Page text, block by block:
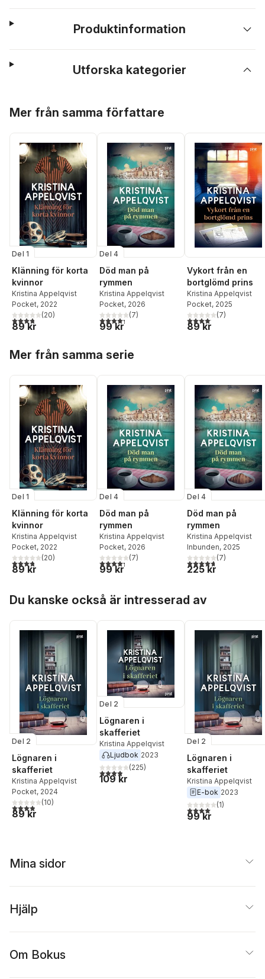
Produktinformation
Utforska kategorier
Mer från samma författare
Del 1
Klänning för korta
kvinnor
Kristina Appelqvist
Pocket, 2022
3,8utav 5 stjärnor. Totalt antal röster:
(20)
89 kr
Del 4
Död man på
rymmen
Kristina Appelqvist
Pocket, 2026
4,3utav 5 stjärnor. Totalt antal röster:
(7)
99 kr
Vykort från en
bortglömd prins
Kristina Appelqvist
Pocket, 2025
4,1utav 5 stjärnor.
(7)
89 kr
Mer från samma serie
Del 1
Klänning för korta
kvinnor
Kristina Appelqvist
Pocket, 2022
3,8utav 5 stjärnor. Totalt antal röster:
(20)
89 kr
Del 4
Död man på
rymmen
Kristina Appelqvist
Pocket, 2026
4,3utav 5 stjärnor. Totalt antal röster:
(7)
99 kr
Del 4
Död man på
rymmen
Kristina Appelqvist
Inbunden, 2025
4,7utav 5 stjärnor.
(7)
225 kr
Du kanske också är intresserad av
Del 2
Lögnaren i
skafferiet
Kristina Appelqvist
Pocket, 2024
3,9utav 5 stjärnor. Totalt antal röster:
(10)
89 kr
Del 2
Lögnaren i
skafferiet
Kristina Appelqvist
Ljudbok 2023
3,9utav 5 stjärnor. Totalt antal röster:
(225)
109 kr
Del 2
Lögnaren i
skafferiet
Kristina Appelqvist
E-bok 2023
4,0utav 5 stjärnor.
(1)
99 kr
Mina sidor
Hjälp
Om Bokus